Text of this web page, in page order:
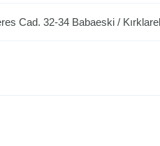
Cad. 32-34 Babaeski /